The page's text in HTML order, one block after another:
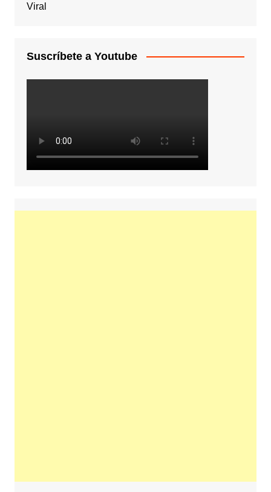
Viral
Suscríbete a Youtube